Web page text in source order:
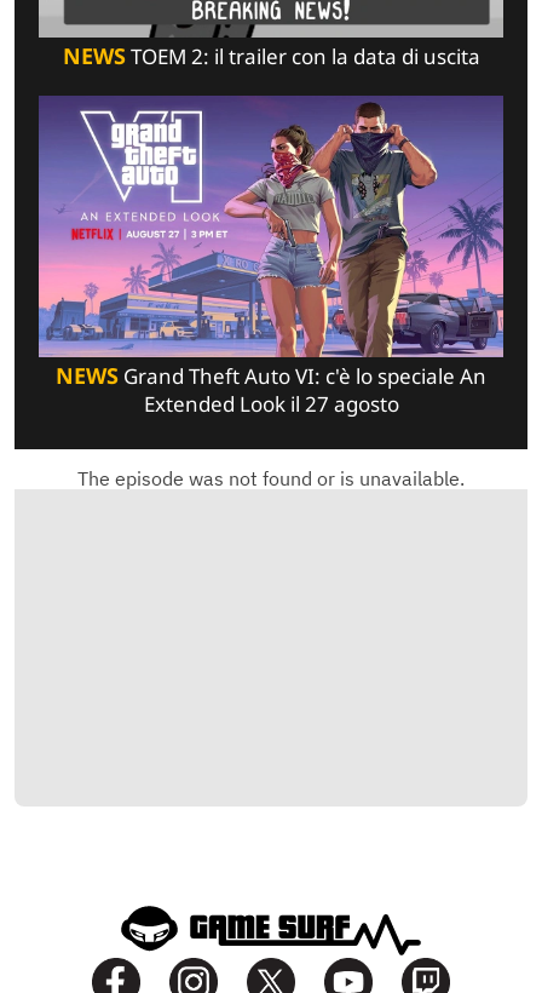
NEWSTOEM 2: il trailer con la data di uscita
NEWS Grand Theft Auto VI: c'è lo speciale An
Extended Look il 27 agosto